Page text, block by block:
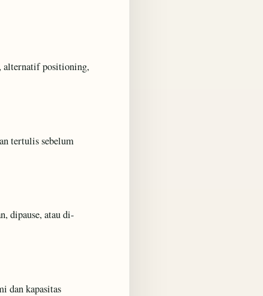
alternatif positioning,
tertulis sebelum
dipause, atau di-
dan kapasitas